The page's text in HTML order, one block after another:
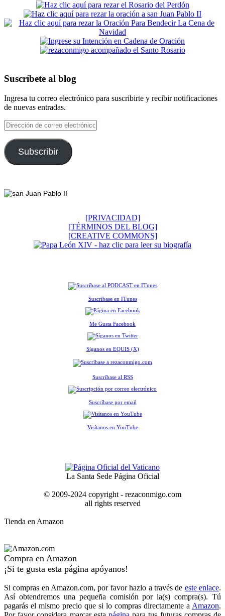
Suscríbete al blog
Ingresa tu correo electrónico para suscribirte y recibir notificaciones
de nuevas entradas.
Dirección
de
correo
electrónico
Subscribir
[PRIVACIDAD]
[TÉRMINOS DEL BLOG]
[CREATIVE COMMONS]
Suscríbase en ITunes
Me Gusta Facebook
Síganos en EQUIS (X)
Suscríbase al RSS
Suscríbase por email
Visítanos en YouTube
La Santa Sede Página Oficial
© 2009-2024 copyright - rezaconmigo.com
all rights reserved
Tienda en Amazon
Compra en Amazon
¡Si te gusta esta página apóyanos!
Si compras en Amazon.com, por favor hazlo a través de este enlace.
Así obtendremos una pequeña comisión por la(s) compra(s). Tú
pagarás el mismo precio que si lo compras directamente a Amazon.